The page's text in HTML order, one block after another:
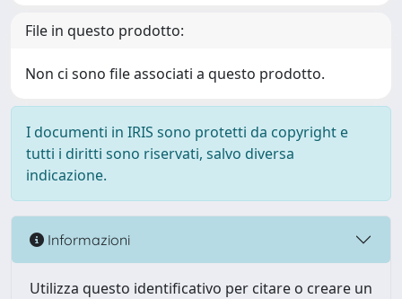
File in questo prodotto:
Non ci sono file associati a questo prodotto.
I documenti in IRIS sono protetti da copyright e
tutti i diritti sono riservati, salvo diversa
indicazione.
Informazioni
Utilizza questo identificativo per citare o creare un